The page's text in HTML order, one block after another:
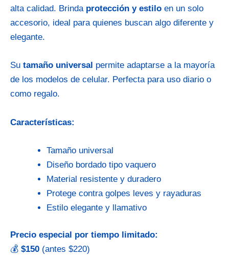
alta calidad. Brinda protección y estilo en un solo
accesorio, ideal para quienes buscan algo diferente y
elegante.
Su tamaño universal permite adaptarse a la mayoría
de los modelos de celular. Perfecta para uso diario o
como regalo.
Características:
Tamaño universal
Diseño bordado tipo vaquero
Material resistente y duradero
Protege contra golpes leves y rayaduras
Estilo elegante y llamativo
Precio especial por tiempo limitado:
💰 $150 (antes $220)